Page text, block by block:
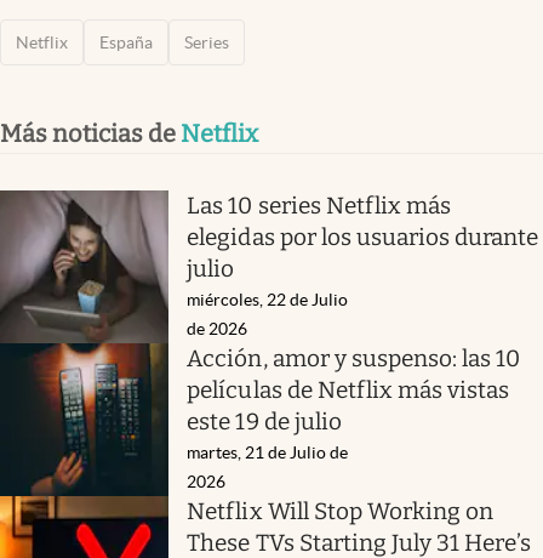
Netflix España Series
Más noticias de Netflix
Las 10 series Netflix más
elegidas por los usuarios durante
julio
miércoles, 22 de Julio
de 2026
Acción, amor y suspenso: las 10
películas de Netflix más vistas
este 19 de julio
martes, 21 de Julio de
2026
Netflix Will Stop Working on
These TVs Starting July 31 Here’s